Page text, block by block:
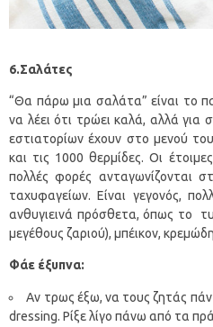
6.Σαλάτες
“Θα πάρω μια σαλάτα” είναι το
να λέει ότι τρώει καλά, αλλά για
εστιατορίων έχουν στο μενού
και τις 1000 θερμίδες. Οι
πολλές φορές ανταγωνίζονται
ταχυφαγείων. Είναι γεγονός,
ανθυγιεινά πρόσθετα, όπως το
μεγέθους ζαριού), μπέικον,
Φάε έξυπνα:
Αν τρως έξω, να τους ζητάς
dressing. Ρίξε λίγο πάνω από τα